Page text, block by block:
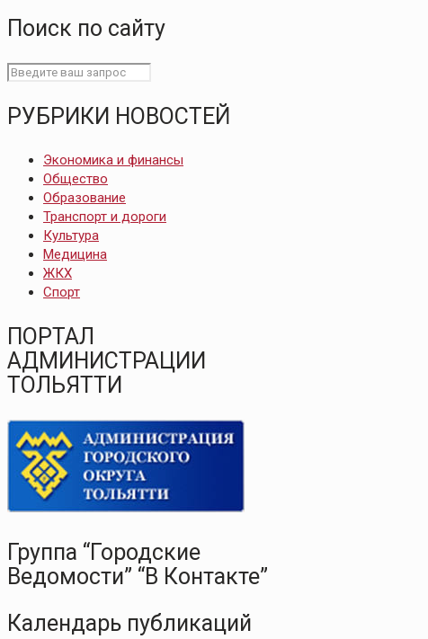
Поиск по сайту
РУБРИКИ НОВОСТЕЙ
Экономика и финансы
Общество
Образование
Транспорт и дороги
Культура
Медицина
ЖКХ
Спорт
ПОРТАЛ
АДМИНИСТРАЦИИ
ТОЛЬЯТТИ
Группа “Городские
Ведомости” “В Контакте”
Календарь публикаций